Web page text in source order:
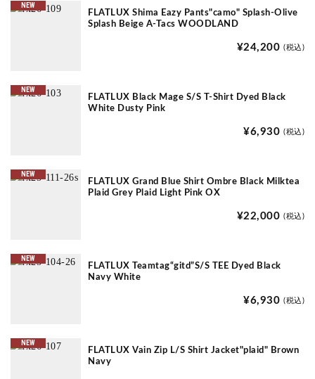
NEW
FLATLUX Shima Eazy Pants"camo" Splash-Olive
Splash Beige A-Tacs WOODLAND
¥24,200 (税込)
NEW
FLATLUX Black Mage S/S T-Shirt Dyed Black
White Dusty Pink
¥6,930 (税込)
NEW
FLATLUX Grand Blue Shirt Ombre Black Milktea
Plaid Grey Plaid Light Pink OX
¥22,000 (税込)
NEW
FLATLUX Teamtag“gitd”S/S TEE Dyed Black
Navy White
¥6,930 (税込)
NEW
FLATLUX Vain Zip L/S Shirt Jacket"plaid" Brown
Navy